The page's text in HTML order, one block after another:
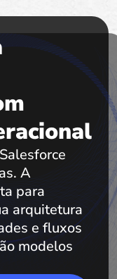
A
para
arquitetura
e fluxos
modelos